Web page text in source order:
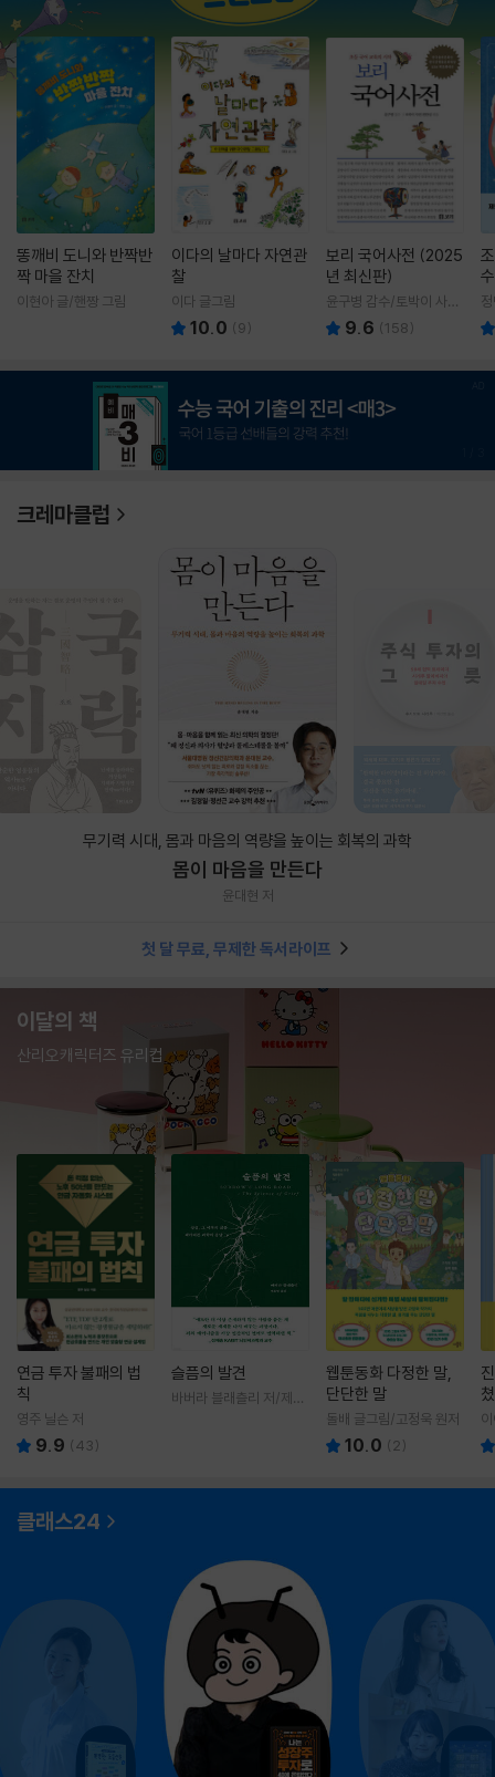
똥깨비 도니와 반짝반
짝 마을 잔치
이현아 글/핸짱 그림
이다의 날마다 자연관
찰
이다 글그림
10.0 (9)
보리 국어사전 (2025
년 최신판)
윤구병 감수/토박이 사전
편찬실 편
9.6 (158)
크레마클럽
무기력 시대, 몸과 마음의 역량을 높이는 회복의 과학
몸이 마음을 만든다
윤대현 저
첫 달 무료, 무제한 독서라이프
이달의 책
산리오캐릭터즈 유리컵
연금 투자 불패의 법
칙
영주 닐슨 저
9.9 (43)
슬픔의 발견
바버라 블래츨리 저/제효
웹툰동화 다정한 말,
단단한 말
돌배 글그림/고정욱 원저
10.0 ( 2)
클래스24